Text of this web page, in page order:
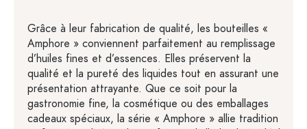
Grâce à leur fabrication de qualité, les bouteilles «
Amphore » conviennent parfaitement au remplissage
d’huiles fines et d’essences. Elles préservent la
qualité et la pureté des liquides tout en assurant une
présentation attrayante. Que ce soit pour la
gastronomie fine, la cosmétique ou des emballages
cadeaux spéciaux, la série « Amphore » allie tradition